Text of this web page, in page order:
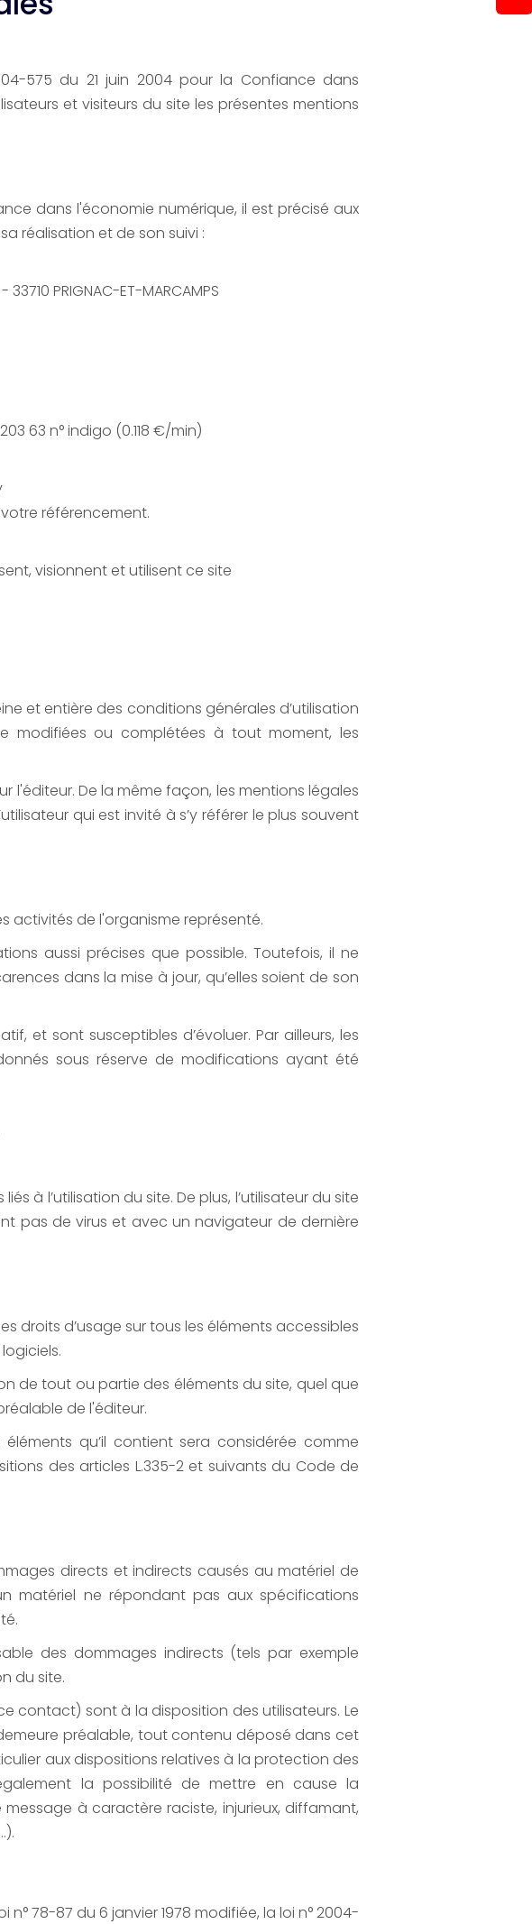
575 du 21 juin 2004 pour la Confiance dans
et visiteurs du site les présentes mentions
dans l'économie numérique, il est précisé aux
réalisation et de son suivi :
PRIGNAC-ET-MARCAMPS
63 n° indigo (0.118 €/min)
référencement.
visionnent et utilisent ce site
et entière des conditions générales d’utilisation
modifiées ou complétées à tout moment, les
l'éditeur. De la même façon, les mentions légales
qui est invité à s’y référer le plus souvent
activités de l'organisme représenté.
aussi précises que possible. Toutefois, il ne
dans la mise à jour, qu’elles soient de son
et sont susceptibles d’évoluer. Par ailleurs, les
sous réserve de modifications ayant été
à l’utilisation du site. De plus, l’utilisateur du site
pas de virus et avec un navigateur de dernière
droits d’usage sur tous les éléments accessibles
de tout ou partie des éléments du site, quel que
de l'éditeur.
qu’il contient sera considérée comme
des articles L.335-2 et suivants du Code de
directs et indirects causés au matériel de
matériel ne répondant pas aux spécifications
des dommages indirects (tels par exemple
du site.
contact) sont à la disposition des utilisateurs. Le
préalable, tout contenu déposé dans cet
aux dispositions relatives à la protection des
la possibilité de mettre en cause la
à caractère raciste, injurieux, diffamant,
78-87 du 6 janvier 1978 modifiée, la loi n° 2004-